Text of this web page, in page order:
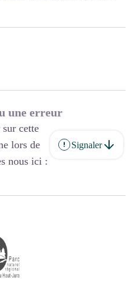
une erreur
sur cette
lors de
nous ici :
Signaler